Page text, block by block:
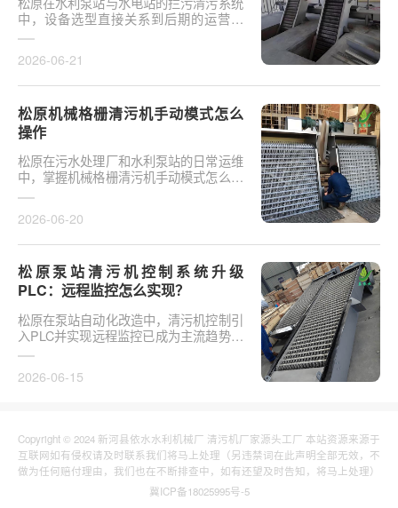
中，设备选型直接关系到后期的运营开
支。探讨从维护成本看：垂直耙斗式 vs
2026-06-21
松原机械格栅清污机手动模式怎么
操作
松原在污水处理厂和水利泵站的日常运维
中，掌握机械格栅清污机手动模式怎么操
作是保障设备稳定运行的基础环节。以某
2026-06-20
松原泵站清污机控制系统升级
PLC：远程监控怎么实现？
松原在泵站自动化改造中，清污机控制引
入PLC并实现远程监控已成为主流趋势。
传统清污机多采用继电器硬接线，无法实
2026-06-15
Copyright © 2024 新河县依水水利机械厂 清污机厂家源头工厂 本站资源来源于
互联网如有侵权请及时联系我们将马上处理（另违禁词在此声明全部无效，不
做为任何赔付理由，我们也在不断排查中，如有还望及时告知，将马上处理）
冀ICP备18025995号-5